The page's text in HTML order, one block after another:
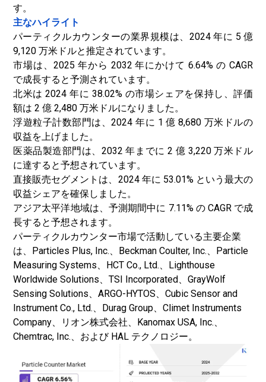
す。
主なハイライト
パーティクルカウンターの業界規模は、2024 年に 5 億
9,120 万米ドルと推定されています。
市場は、2025 年から 2032 年にかけて 6.64% の CAGR
で成長すると予測されています。
北米は 2024 年に 38.02% の市場シェアを保持し、評価
額は 2 億 2,480 万米ドルになりました。
浮遊粒子計数部門は、2024 年に 1 億 8,680 万米ドルの
収益を上げました。
医薬品製造部門は、2032 年までに 2 億 3,220 万米ドル
に達すると予想されています。
直接販売セグメントは、2024 年に 53.01% という最大の
収益シェアを確保しました。
アジア太平洋地域は、予測期間中に 7.11% の CAGR で成
長すると予想されます。
パーティクルカウンター市場で活動している主要企業
は、Particles Plus, Inc.、Beckman Coulter, Inc.、Particle
Measuring Systems、HCT Co., Ltd.、Lighthouse
Worldwide Solutions、TSI Incorporated、GrayWolf
Sensing Solutions、ARGO-HYTOS、Cubic Sensor and
Instrument Co., Ltd.、Durag Group、Climet Instruments
Company、リオン株式会社、Kanomax USA, Inc.、
Chemtrac, Inc.、および HAL テクノロジー。